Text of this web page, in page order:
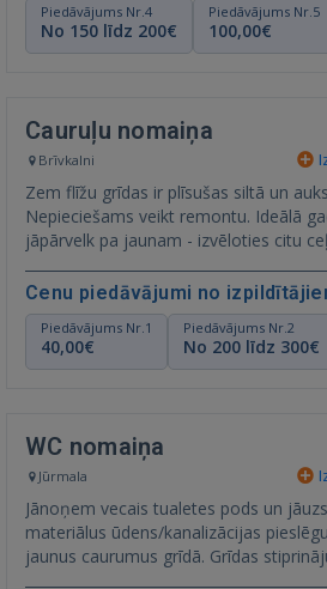
Piedāvājums Nr.4
No 150 līdz 200€
Piedāvājums Nr.5
100,00€
Cauruļu nomaiņa
Brīvkalni
Zem flīžu grīdas ir plīsušas siltā un
Nepieciešams veikt remontu. Ideālā
jāpārvelk pa jaunam - izvēloties citu
Cenu piedāvājumi no
Piedāvājums Nr.1
40,00€
Piedāvājums Nr.2
No 200 līdz 300€
WC nomaiņa
Jūrmala
Jānoņem vecais tualetes pods un
materiālus ūdens/kanalizācijas